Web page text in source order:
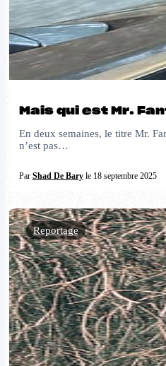
Mais qui est Mr.
En deux semaines, le titre Mr.
n’est pas…
Par Shad De Baryle 18 septembre 2025
Reportage